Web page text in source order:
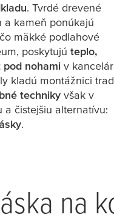
. Tvrdé drevené
a kameň ponúkajú
mäkké podlahové
poskytujú teplo,
pod nohami v
kladú montážnici
techniky však v
a čistejšiu alternatívu:
.
na